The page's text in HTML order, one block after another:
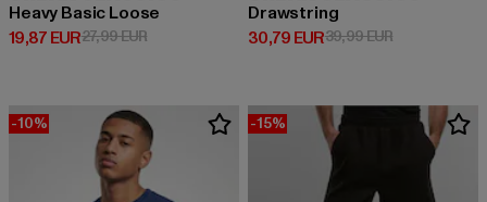
Heavy Basic Loose
19,87 EUR
Derzeitiger Preis: 19,87 EUR
27,99 EURAktionspreis: 27,99 EUR
Drawstring
30,79 EUR
Derzeitiger Preis: 30,79 EUR
39,99 EURAktionspreis:
-10% -15%